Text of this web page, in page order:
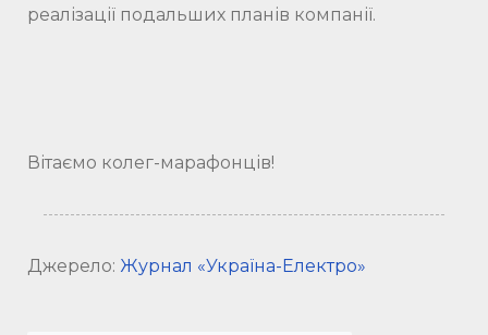
реалізації подальших планів компанії.
Вітаємо колег-марафонців!
Джерело: Журнал «Україна-Електро»